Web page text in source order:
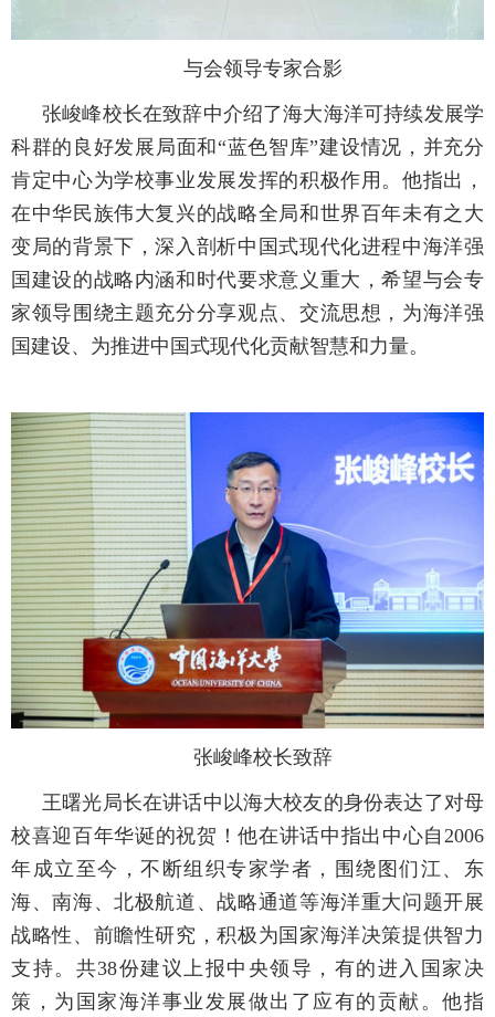
与会领导专家合影
张峻峰校长在致辞中介绍了海大海洋可持续发展学
科群的良好发展局面和“蓝色智库”建设情况，并充分
肯定中心为学校事业发展发挥的积极作用。他指出，
在中华民族伟大复兴的战略全局和世界百年未有之大
变局的背景下，深入剖析中国式现代化进程中海洋强
国建设的战略内涵和时代要求意义重大，希望与会专
家领导围绕主题充分分享观点、交流思想，为海洋强
国建设、为推进中国式现代化贡献智慧和力量。
张峻峰校长致辞
王曙光局长在讲话中以海大校友的身份表达了对母
校喜迎百年华诞的祝贺！他在讲话中指出中心自 2006
年成立至今，不断组织专家学者，围绕图们江、东
海、南海、北极航道、战略通道等海洋重大问题开展
战略性、前瞻性研究，积极为国家海洋决策提供智力
支持。共38份建议上报中央领导，有的进入国家决
策，为国家海洋事业发展做出了应有的贡献。他指